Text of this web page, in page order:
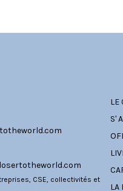
CSE, collectivités et
LE
S'
LA